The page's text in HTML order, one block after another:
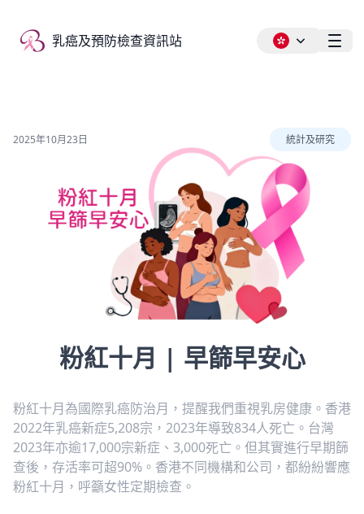
乳癌及預防檢查資訊站
乳癌及預防檢查資訊站
2025年10月23日 統計及研究
粉紅十月 | 早篩早安心
粉紅十月為國際乳癌防治月，提醒我們重視乳房健康。香港
2022年乳癌新症5,208宗，2023年導致834人死亡。台灣
2023年亦逾17,000宗新症、3,000死亡。但其實進行早期篩
查後，存活率可超90%。香港不同機構和公司，都紛紛響應
粉紅十月，呼籲女性定期檢查。